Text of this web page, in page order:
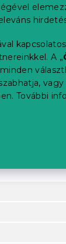
A „
További